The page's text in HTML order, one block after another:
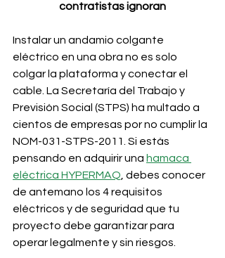
contratistas ignoran
Instalar un andamio colgante
eléctrico en una obra no es solo
colgar la plataforma y conectar el
cable. La Secretaría del Trabajo y
Previsión Social (STPS) ha multado a
cientos de empresas por no cumplir la
NOM-031-STPS-2011. Si estás
pensando en adquirir una hamaca
eléctrica HYPERMAQ , debes conocer
de antemano los 4 requisitos
eléctricos y de seguridad que tu
proyecto debe garantizar para
operar legalmente y sin riesgos.